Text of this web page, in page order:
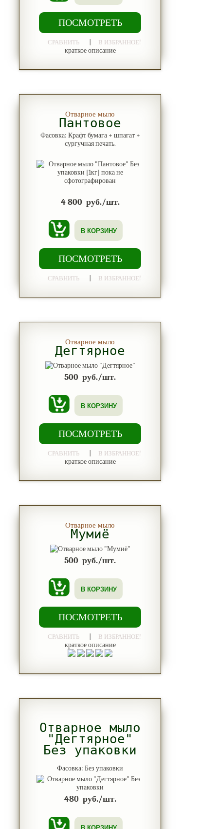
ПОСМОТРЕТЬ
СРАВНИТЬ В ИЗБРАННОЕ!
краткое описание
Отварное мыло
Пантовое
Фасовка: Крафт бумага + шпагат +
сургучная печать.
4 800 руб./шт.
В КОРЗИНУ
ПОСМОТРЕТЬ
СРАВНИТЬ В ИЗБРАННОЕ!
Отварное мыло
Дегтярное
500 руб./шт.
В КОРЗИНУ
ПОСМОТРЕТЬ
СРАВНИТЬ В ИЗБРАННОЕ!
краткое описание
Отварное мыло
Мумиё
500 руб./шт.
В КОРЗИНУ
ПОСМОТРЕТЬ
СРАВНИТЬ В ИЗБРАННОЕ!
краткое описание
Отварное мыло
"Дегтярное"
Без упаковки
Фасовка: Без упаковки
480 руб./шт.